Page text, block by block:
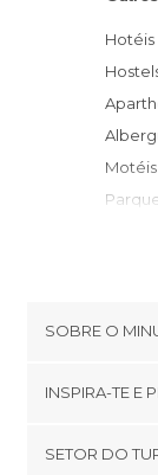
SOBRE O
Términos e
INSPIRA-TE E
SETOR DO